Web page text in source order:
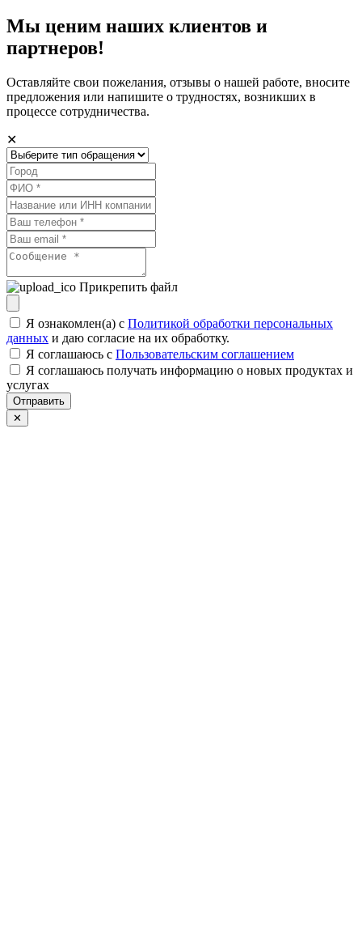
Мы ценим наших клиентов и
партнеров!
Оставляйте свои пожелания, отзывы о нашей работе, вносите
предложения или напишите о трудностях, возникших в
процессе сотрудничества.
✕
Прикрепить файл
Я ознакомлен(а) с Политикой обработки персональных
данных и даю согласие на их обработку.
Я соглашаюсь c Пользовательским соглашением
Я соглашаюсь получать информацию о новых продуктах и
услугах
Отправить
✕